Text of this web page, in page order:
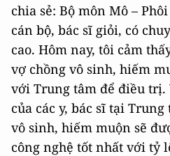
chia sẻ: Bộ môn Mô –
cán bộ, bác sĩ giỏi, có
cao. Hôm nay, tôi cảm
vợ chồng vô sinh, hiếm
với Trung tâm để điều trị.
của các y, bác sĩ tại
vô sinh, hiếm muộn sẽ
công nghệ tốt nhất với tỷ